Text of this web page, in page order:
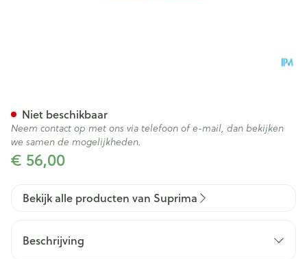
€ 56,00
Niet beschikbaar
Neem contact op met ons via telefoon of e-mail, dan bekijken
we samen de mogelijkheden.
Bekijk alle producten van Suprima
Beschrijving